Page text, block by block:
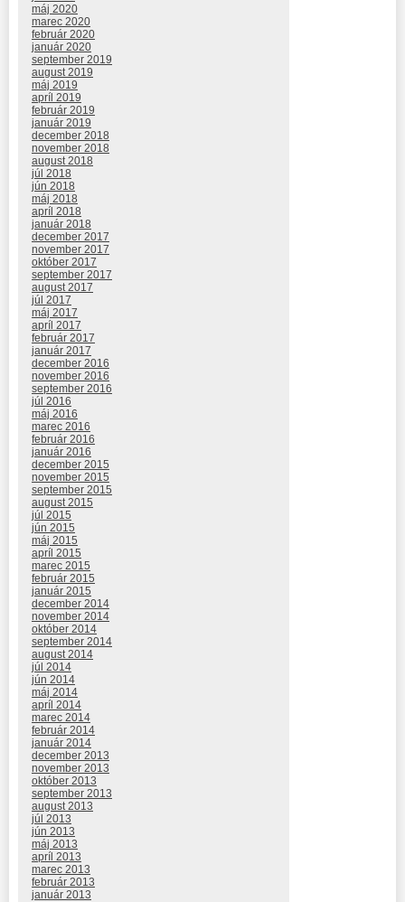
máj 2020
marec 2020
február 2020
január 2020
september 2019
august 2019
máj 2019
apríl 2019
február 2019
január 2019
december 2018
november 2018
august 2018
júl 2018
jún 2018
máj 2018
apríl 2018
január 2018
december 2017
november 2017
október 2017
september 2017
august 2017
júl 2017
máj 2017
apríl 2017
február 2017
január 2017
december 2016
november 2016
september 2016
júl 2016
máj 2016
marec 2016
február 2016
január 2016
december 2015
november 2015
september 2015
august 2015
júl 2015
jún 2015
máj 2015
apríl 2015
marec 2015
február 2015
január 2015
december 2014
november 2014
október 2014
september 2014
august 2014
júl 2014
jún 2014
máj 2014
apríl 2014
marec 2014
február 2014
január 2014
december 2013
november 2013
október 2013
september 2013
august 2013
júl 2013
jún 2013
máj 2013
apríl 2013
marec 2013
február 2013
január 2013